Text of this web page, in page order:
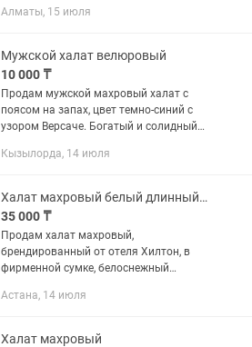
Алматы, 15 июля
Мужской халат велюровый
10 000 ₸
Продам мужской махровый халат с
поясом на запах, цвет темно-синий с
узором Версаче. Богатый и солидный
Кызылорда, 14 июля
Халат махровый белый длинный, бренд отеля Хилтон, набор подарочный банный
35 000 ₸
Продам халат махровый,
брендированный от отеля Хилтон, в
фирменной сумке, белоснежный
белыми пушистыми тапочками, размер
можно в...
Астана, 14 июля
Халат махровый